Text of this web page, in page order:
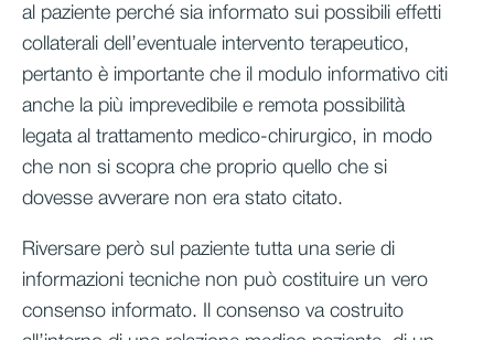
al paziente perché sia informato sui possibili effetti
collaterali dell’eventuale intervento terapeutico,
pertanto è importante che il modulo informativo citi
anche la più imprevedibile e remota possibilità
legata al trattamento medico-chirurgico, in modo
che non si scopra che proprio quello che si
dovesse avverare non era stato citato.
Riversare però sul paziente tutta una serie di
informazioni tecniche non può costituire un vero
consenso informato. Il consenso va costruito